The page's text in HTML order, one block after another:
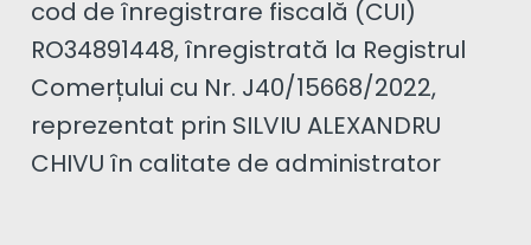
cod de înregistrare fiscală (CUI)
RO34891448, înregistrată la Registrul
Comerțului cu Nr. J40/15668/2022,
reprezentat prin SILVIU ALEXANDRU
CHIVU în calitate de administrator